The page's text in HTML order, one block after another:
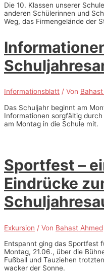
Die 10. Klassen unserer
anderen Schülerinnen und
Weg, das Firmengelände der
Informationsblatt / Von
Das Schuljahr beginnt am
Informationen sorgfältig
am Montag in die Schule mit.
Sportfest –
Eindrücke
Exkursion / Von Bahast Ahmed
Entspannt ging das Sportfest
Montag, 21.06., über die
Fußball und Tauziehen
wacker der Sonne.